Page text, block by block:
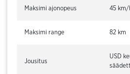
Maksimi ajonopeus 45 km/
Maksimi range 82 km
Jousitus
USD